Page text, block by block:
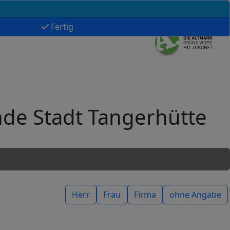
Fertig
Stadt Tangerhütte
Herr Frau Firma ohne Angabe